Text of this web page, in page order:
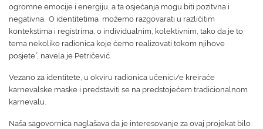
ogromne emocije i energiju, a ta osjećanja mogu biti pozitvna i
negativna. O identitetima možemo razgovarati u različitim
kontekstima i registrima, o individualnim, kolektivnim, tako da je to
tema nekoliko radionica koje ćemo realizovati tokom njihove
posjete”, navela je Petričević.
Vezano za identitete, u okviru radionica učenici/e kreiraće
karnevalske maske i predstaviti se na predstojećem tradicionalnom
karnevalu.
Naša sagovornica naglašava da je interesovanje za ovaj projekat bilo